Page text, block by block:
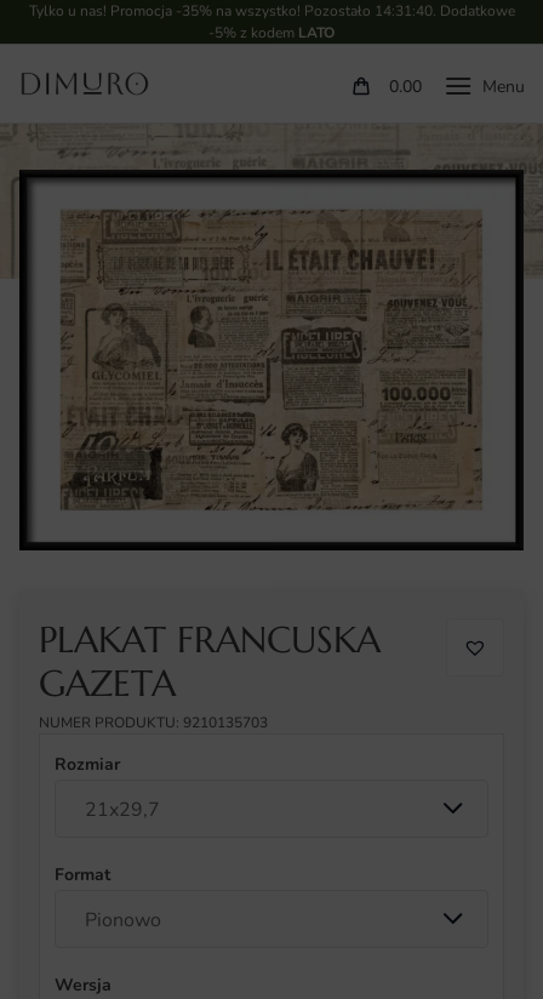
Tylko u nas! Promocja -35% na wszystko! Pozostało 14:31:39. Dodatkowe
-5% z kodem LATO
0.00
PLAKAT FRANCUSKA
GAZETA
NUMER PRODUKTU: 9210135703
Rozmiar
Format
Wersja